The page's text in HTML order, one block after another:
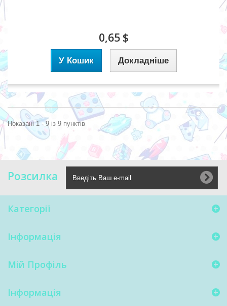
0,65 $
У Кошик Докладніше
Показані 1 - 9 із 9 пунктів
Розсилка
Категорії
Інформація
Мій Профіль
Інформація